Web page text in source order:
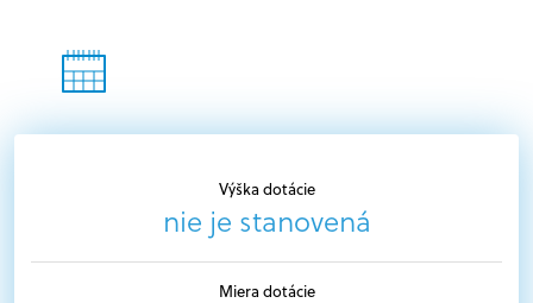
Výška dotácie
nie je stanovená
Miera dotácie